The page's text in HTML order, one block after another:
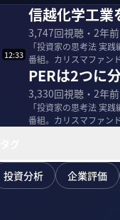
信越化学工業
3,747回視聴・ 2年前
「投資家の思考法 実
番組。カリスマファン
事例に学ぶPER...
12:33
PERは2つに
3,330回視聴・ 2年前
「投資家の思考法 実
番組。カリスマファン
投資分析 企業評価